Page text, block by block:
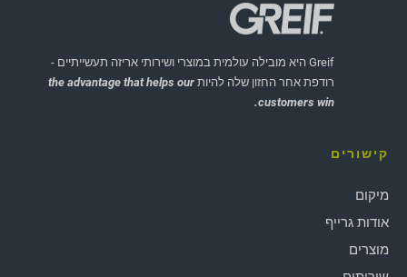
Greif היא מובילה עולמית במוצרי ושירותי אריזה תעשייתיים -
רודפת אחר החזון שלה להיות the advantage that helps our
customers win.
קישורים
מיקום
אודות גרייף
מוצרים